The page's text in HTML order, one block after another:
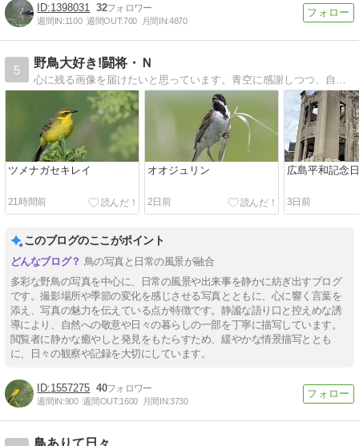
1398031 32
週間IN:1100 週間OUT:700 月間IN:4870
5
野鳥大好き!闘将・Ｎ
ツメナガセキレイ
21時間前
オオジュリン
2日前
広島平和記念日
3日前
このブログのここがポイント
鳥の写真と日常の風景が融合
多彩な野鳥の写真を中心に、日常の風景や出来事を静かに紡ぎ出すブログ
です。撮影場所や季節の変化を感じさせる写真とともに、心に響く言葉を
添え、写真の魅力を伝えている点が特徴です。静謐な語り口と控えめな誘
導により、自然への敬意や日々の暮らしの一部を丁寧に描写しています。
閲覧者に静かな癒やしと発見をもたらすため、緩やかな情景描写ととも
に、日々の観察や記録を大切にしています。
1557275 40
週間IN:900 週間OUT:1600 月間IN:3730